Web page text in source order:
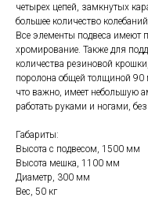
четырех цепей, замкнутых
большее количество
Все элементы подвеса имеют
хромирование. Также для
количества резиновой
поролона общей толщиной
что важно, имеет небольшую
работать руками и ногами,
Габариты:
Высота с подвесом, 1500 мм
Высота мешка, 1100 мм
Диаметр, 300 мм
Вес, 50 кг